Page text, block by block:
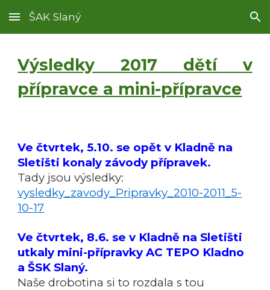
Skip to main content Skip to navigation
ŠAK Slaný
Výsledky 2017 dětí v
přípravce a mini-přípravce
Ve čtvrtek, 5.10. se opět v Kladně na
Sletišti konaly závody přípravek.
Tady jsou výsledky:
vysledky_zavody_Pripravky_2010-2011_5-
10-17
Ve čtvrtek, 8.6. se v Kladně na Sletišti
utkaly mini-přípravky AC TEPO Kladno
a ŠSK Slaný.
Naše drobotina si to rozdala s tou